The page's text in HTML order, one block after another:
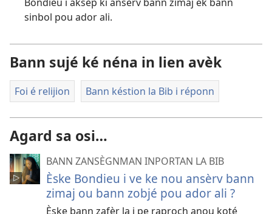
sinbol pou ador ali.
Bann sujé ké néna in lien avèk
Foi é relijion Bann késtion la Bib i réponn
Agard sa osi…
BANN ZANSÈGNMAN INPORTAN LA BIB
Èske Bondieu i ve ke nou ansèrv bann
zimaj ou bann zobjé pou ador ali ?
Èske bann zafèr la i pe raproch anou koté